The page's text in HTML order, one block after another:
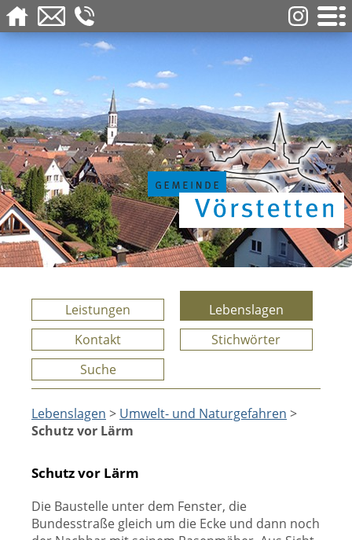
Leistungen
Lebenslagen
Kontakt
Stichwörter
Suche
Lebenslagen > Umwelt- und Naturgefahren >
Schutz vor Lärm
Schutz vor Lärm
Die Baustelle unter dem Fenster, die
Bundesstraße gleich um die Ecke und dann noch